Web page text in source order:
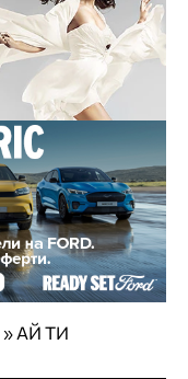
» АЙ ТИ